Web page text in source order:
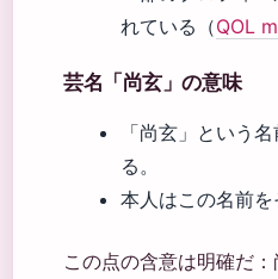
れている（QOL
芸名「尚玄」の意味
「尚玄」という
る。
本人はこの名前
この点の含意は明確だ